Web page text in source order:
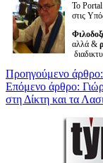
Το
στις
αλλά &
Προηγούμενο άρθρο:
Επόμενο άρθρο:
στη Δίκτη και τα